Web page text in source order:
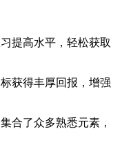
提高水平，轻松获取
获得丰厚回报，增强
合了众多熟悉元素，